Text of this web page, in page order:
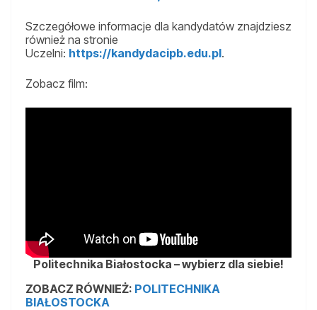
Szczegółowe informacje dla kandydatów znajdziesz
również na stronie
Uczelni: https://kandydacipb.edu.pl.
Zobacz film:
Politechnika Białostocka – wybierz dla siebie!
ZOBACZ RÓWNIEŻ: POLITECHNIKA
BIAŁOSTOCKA